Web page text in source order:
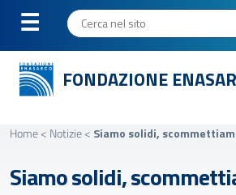
FONDAZIONE
Home< Notizie< Siamo solidi,
Siamo solidi,